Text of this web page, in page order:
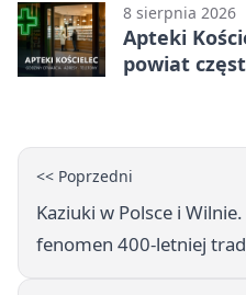
8 sierpnia 2026
Apteki
powiat
<< Poprzedni
Kaziuki w Polsce i
fenomen 400-letniej